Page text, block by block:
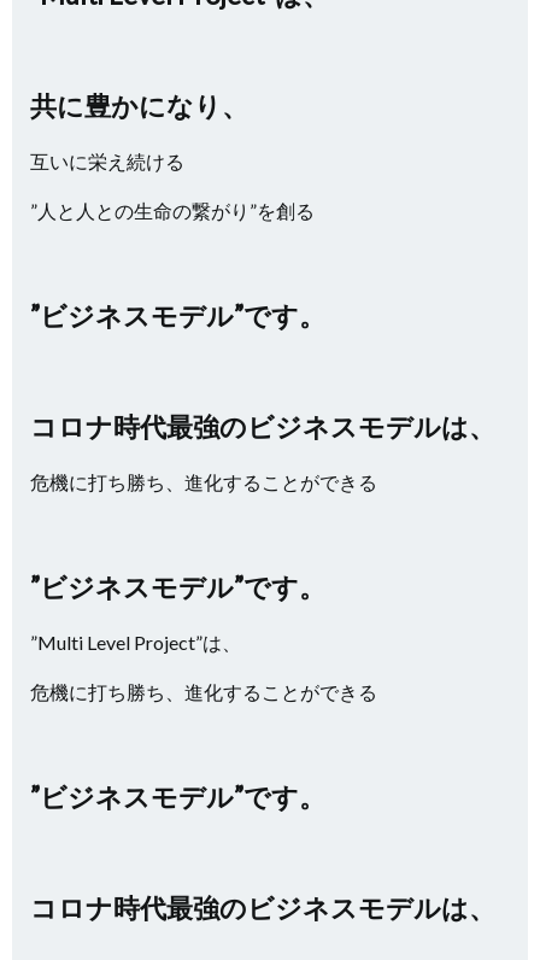
共に豊かになり、
互いに栄え続ける
”人と人との生命の繋がり”を創る
”ビジネスモデル”です。
コロナ時代最強のビジネスモデルは、
危機に打ち勝ち、進化することができる
”ビジネスモデル”です。
”Multi Level Project”は、
危機に打ち勝ち、進化することができる
”ビジネスモデル”です。
コロナ時代最強のビジネスモデルは、